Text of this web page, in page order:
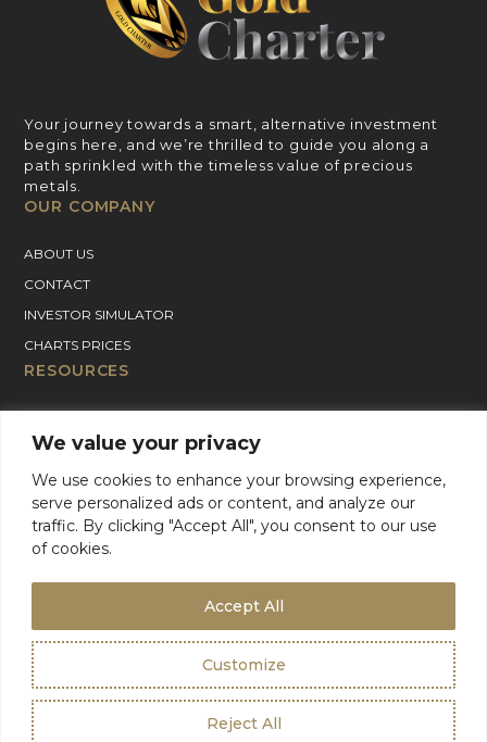
We value your privacy
We use cookies to enhance your browsing experience,
serve personalized ads or content, and analyze our
traffic. By clicking "Accept All", you consent to our use
of cookies.
Customize
Reject All
Accept All
Your journey towards a smart, alternative investment
begins here, and we’re thrilled to guide you along a
path sprinkled with the timeless value of precious
metals.
OUR COMPANY
ABOUT US
CONTACT
INVESTOR SIMULATOR
CHARTS PRICES
RESOURCES
SILVER PRICE CHART
PLATINUM PRICE CHART
PALLADIUM PRICE CHART
BLOG
For Product Support, please contact support:
emailinfo@goldcharterinc.com
Terms & Conditions
©2026 Gold Charter Inc